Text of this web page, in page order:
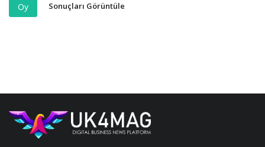
Oy Sonuçları Görüntüle